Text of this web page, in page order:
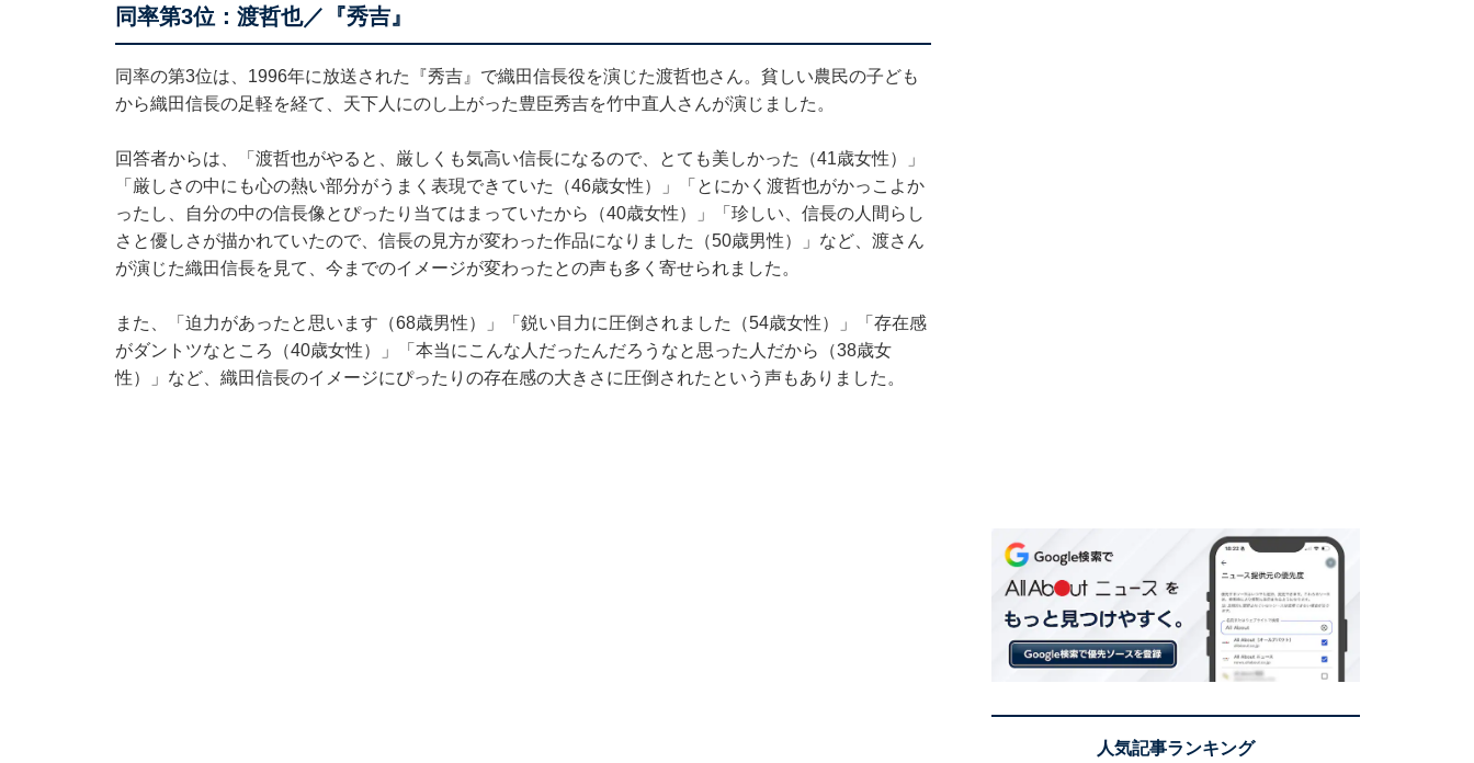
同率第3位：渡哲也／『秀吉』
同率の第3位は、1996年に放送された『秀吉』で織田信長役を演じた渡哲也さん。貧しい農民の子ども
から織田信長の足軽を経て、天下人にのし上がった豊臣秀吉を竹中直人さんが演じました。
回答者からは、「渡哲也がやると、厳しくも気高い信長になるので、とても美しかった（41歳女性）」
「厳しさの中にも心の熱い部分がうまく表現できていた（46歳女性）」「とにかく渡哲也がかっこよか
ったし、自分の中の信長像とぴったり当てはまっていたから（40歳女性）」「珍しい、信長の人間らし
さと優しさが描かれていたので、信長の見方が変わった作品になりました（50歳男性）」など、渡さん
が演じた織田信長を見て、今までのイメージが変わったとの声も多く寄せられました。
また、「迫力があったと思います（68歳男性）」「鋭い目力に圧倒されました（54歳女性）」「存在感
がダントツなところ（40歳女性）」「本当にこんな人だったんだろうなと思った人だから（38歳女
性）」など、織田信長のイメージにぴったりの存在感の大きさに圧倒されたという声もありました。